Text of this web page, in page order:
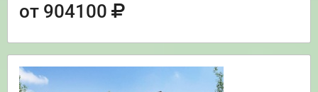
от 904100